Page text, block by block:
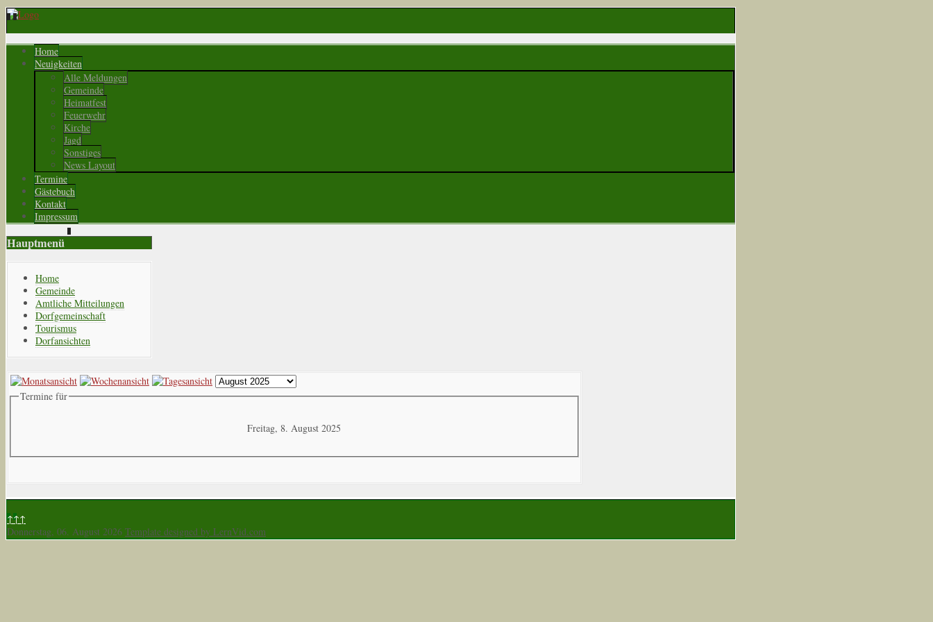
Home
Neuigkeiten
Alle Meldungen
Gemeinde
Heimatfest
Feuerwehr
Kirche
Jagd
Sonstiges
News Layout
Termine
Gästebuch
Kontakt
Impressum
Hauptmenü
Home
Gemeinde
Amtliche Mitteilungen
Dorfgemeinschaft
Tourismus
Dorfansichten
Termine für
Freitag, 8. August 2025
↑↑↑
Donnerstag, 06. August 2026 Template designed by LernVid.com